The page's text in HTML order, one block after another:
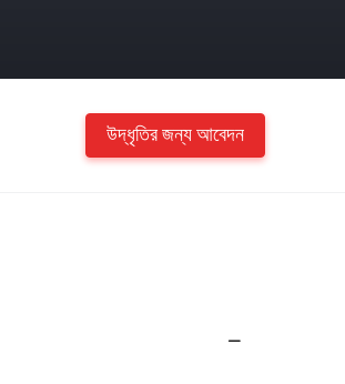
উদ্ধৃতির জন্য আবেদন